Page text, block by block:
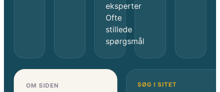
eksperter
Ofte
stillede
spørgsmål
OM SIDEN SØG I SITET